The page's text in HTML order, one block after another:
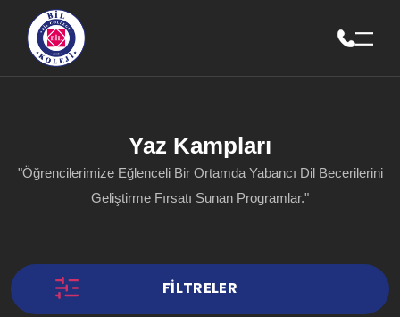
Yaz Kampları
"Öğrencilerimize Eğlenceli Bir Ortamda Yabancı Dil Becerilerini
Geliştirme Fırsatı Sunan Programlar."
FILTRELER